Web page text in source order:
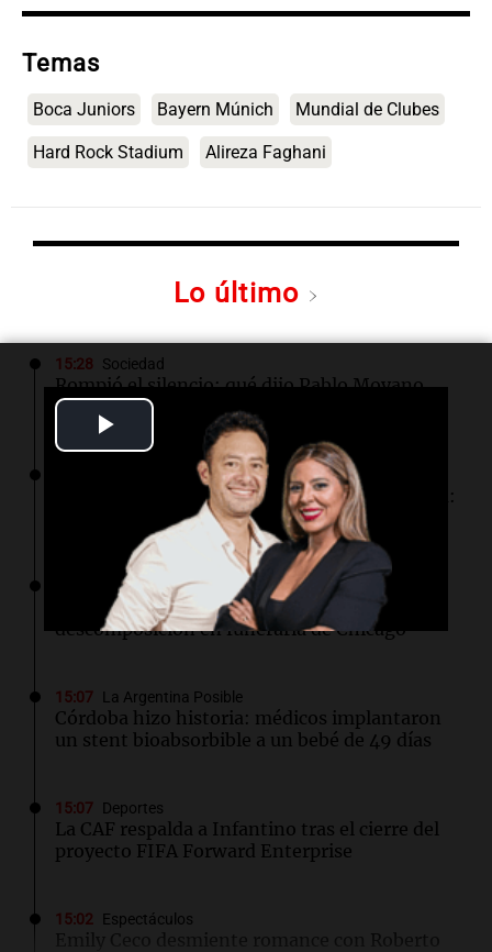
Video
Temas
Boca Juniors Bayern Múnich Mundial de Clubes
Hard Rock Stadium Alireza Faghani
Lo último
15:28 Sociedad
Rompió el silencio: qué dijo Pablo Moyano
sobre la detención de su hermano
Alerta por un brote de triquinosis en Córdoba:
confirmaron 30 casos y hay tres internados
Mundo
Descubren más de 50 cuerpos en estado de
descomposición en funeraria de Chicago
15:07 La Argentina Posible
Córdoba hizo historia: médicos implantaron
un stent bioabsorbible a un bebé de 49 días
15:07 Deportes
La CAF respalda a Infantino tras el cierre del
proyecto FIFA Forward Enterprise
15:02 Espectáculos
Emily Ceco desmiente romance con Roberto